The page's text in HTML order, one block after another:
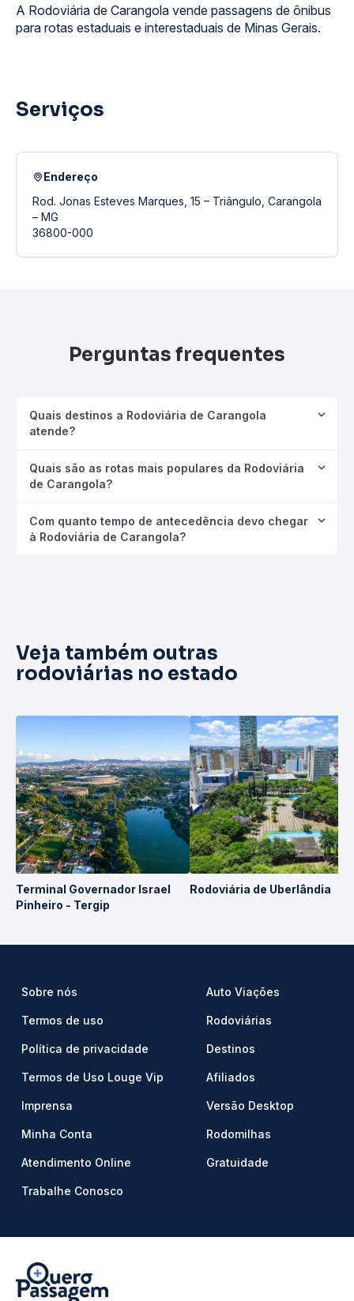
A Rodoviária de Carangola vende passagens de ônibus
para rotas estaduais e interestaduais de Minas Gerais.
Serviços
Endereço
Rod. Jonas Esteves Marques, 15 – Triângulo, Carangola
– MG
36800-000
Perguntas frequentes
Quais destinos a Rodoviária de Carangola
atende?
Quais são as rotas mais populares da Rodoviária
de Carangola?
Com quanto tempo de antecedência devo chegar
à Rodoviária de Carangola?
Veja também outras
rodoviárias no estado
Terminal Governador Israel
Pinheiro - Tergip
Rodoviária de Uberlândia
Sobre nós
Termos de uso
Política de privacidade
Termos de Uso Louge Vip
Imprensa
Minha Conta
Atendimento Online
Trabalhe Conosco
Auto Viações
Rodoviárias
Destinos
Afiliados
Versão Desktop
Rodomilhas
Gratuidade